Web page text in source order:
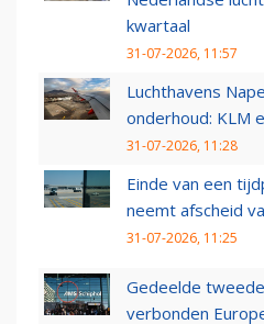
kwartaal
31-07-2026, 11:57
Luchthavens
onderhoud: KLM
31-07-2026, 11:28
Einde van een
neemt afscheid
31-07-2026, 11:25
Gedeelde
verbonden